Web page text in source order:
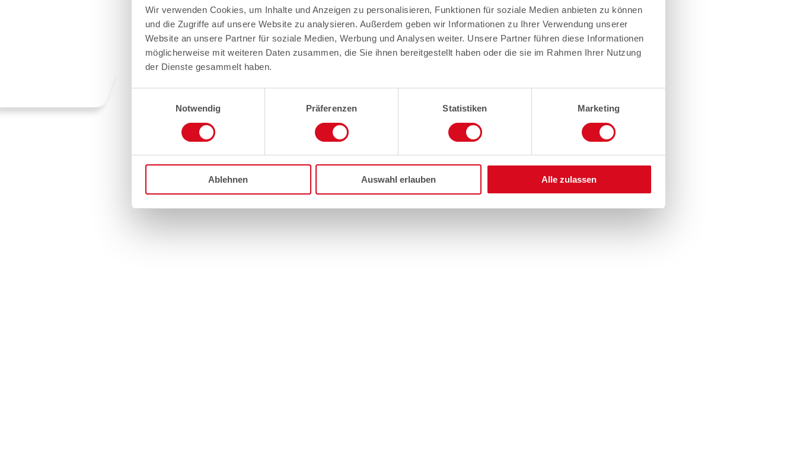
Wir verwenden Cookies, um Inhalte und Anzeigen zu personalisieren, Funktionen für soziale Medien anbieten zu können
und die Zugriffe auf unsere Website zu analysieren. Außerdem geben wir Informationen zu Ihrer Verwendung unserer
Website an unsere Partner für soziale Medien, Werbung und Analysen weiter. Unsere Partner führen diese Informationen
möglicherweise mit weiteren Daten zusammen, die Sie ihnen bereitgestellt haben oder die sie im Rahmen Ihrer Nutzung
der Dienste gesammelt haben.
Notwendig
Präferenzen Statistiken Marketing
Ablehnen Auswahl erlauben Alle zulassen